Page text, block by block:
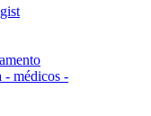
- médicos -